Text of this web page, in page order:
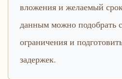
вложения и желаемый
данным можно подобрать
ограничения и
задержек.